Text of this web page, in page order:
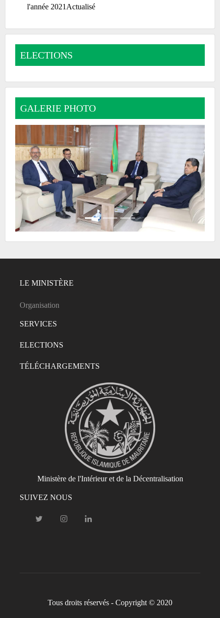
l'année 2021Actualisé
ELECTIONS
GALERIE PHOTO
LE MINISTÈRE
Organisation
SERVICES
ELECTIONS
TÉLÉCHARGEMENTS
Ministère de l'Intérieur et de la Décentralisation
SUIVEZ NOUS
Tous droits réservés - Copyright © 2020